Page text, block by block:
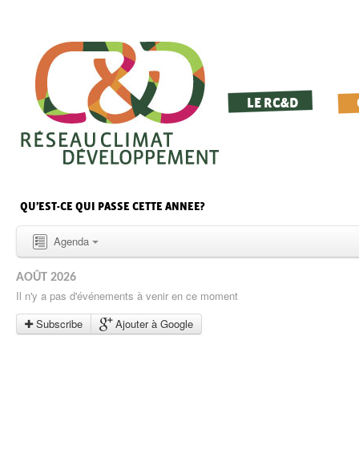
LE RC&D
QU’EST-CE QUI PASSE CETTE ANNEE?
Agenda
AOÛT 2026
Il n'y a pas d'événements à venir en ce moment
Subscribe
Ajouter à Google